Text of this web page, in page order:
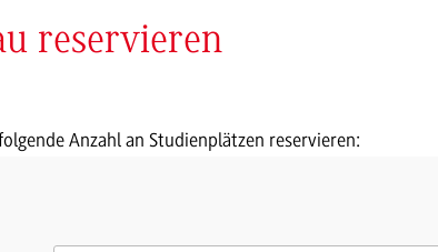
reservieren
Anzahl an Studienplätzen reservieren: